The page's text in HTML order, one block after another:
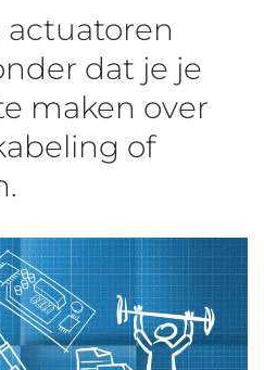
dat je je
maken over
of